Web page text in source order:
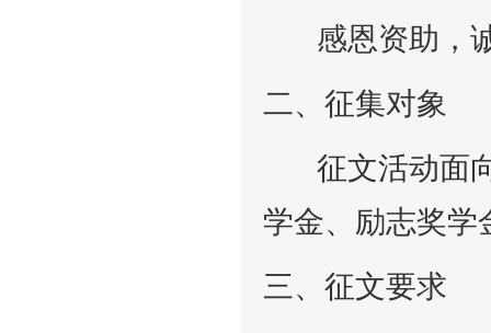
感恩资助，
二、征集对象
征文活动面向
学金、励志奖学
三、征文要求